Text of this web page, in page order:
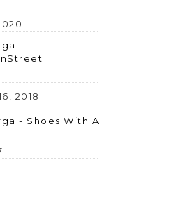
–
2018
Shoes With A